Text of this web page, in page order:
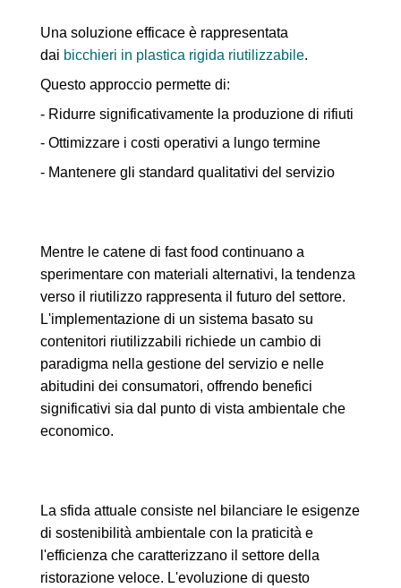
Una soluzione efficace è rappresentata
dai bicchieri in plastica rigida riutilizzabile.
Questo approccio permette di:
- Ridurre significativamente la produzione di rifiuti
- Ottimizzare i costi operativi a lungo termine
- Mantenere gli standard qualitativi del servizio
Mentre le catene di fast food continuano a
sperimentare con materiali alternativi, la tendenza
verso il riutilizzo rappresenta il futuro del settore.
L'implementazione di un sistema basato su
contenitori riutilizzabili richiede un cambio di
paradigma nella gestione del servizio e nelle
abitudini dei consumatori, offrendo benefici
significativi sia dal punto di vista ambientale che
economico.
La sfida attuale consiste nel bilanciare le esigenze
di sostenibilità ambientale con la praticità e
l'efficienza che caratterizzano il settore della
ristorazione veloce. L'evoluzione di questo